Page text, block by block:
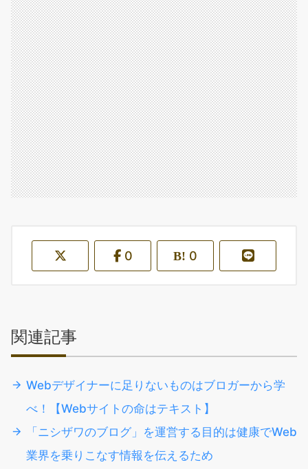
0 0
関連記事
Webデザイナーに足りないものはブロガーから学
べ！【Webサイトの命はテキスト】
「ニシザワのブログ」を運営する目的は健康でWeb
業界を乗りこなす情報を伝えるため